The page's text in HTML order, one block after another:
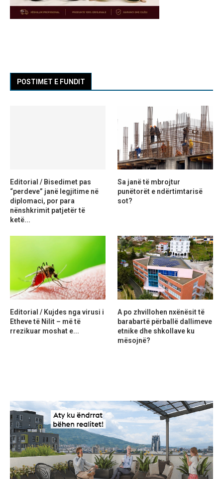
POSTIMET E FUNDIT
Editorial / Bisedimet pas
“perdeve” janë legjitime në
diplomaci, por para
nënshkrimit patjetër të
ketë...
Sa janë të mbrojtur
punëtorët e ndërtimtarisë
sot?
Editorial / Kujdes nga virusi i
Etheve të Nilit – më të
rrezikuar moshat e...
A po zhvillohen nxënësit të
barabartë përballë dallimeve
etnike dhe shkollave ku
mësojnë?